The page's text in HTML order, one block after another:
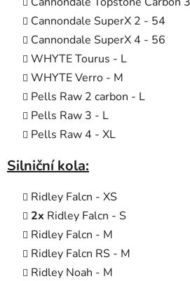
Cannondale SuperX 2 - 54
Cannondale SuperX 4 - 56
WHYTE Tourus - L
WHYTE Verro - M
Pells Raw 2 carbon - L
Pells Raw 3 - L
Pells Raw 4 - XL
Silniční kola:
Ridley Falcn - XS
2x Ridley Falcn - S
Ridley Falcn - M
Ridley Falcn RS - M
Ridley Noah - M